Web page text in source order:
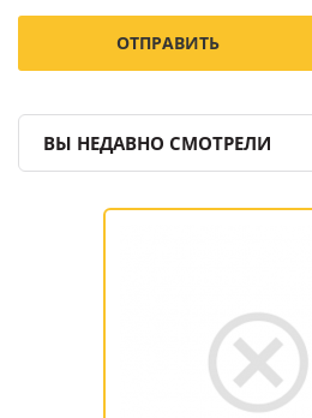
ВЫ НЕДАВНО СМОТРЕЛИ